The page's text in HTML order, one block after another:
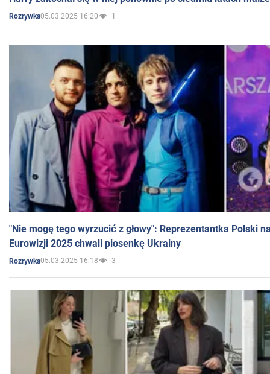
Rozrywka05.03.2025 16:20 1
"Nie mogę tego wyrzucić z głowy": Reprezentantka Polski
Eurowizji 2025 chwali piosenkę Ukrainy
Rozrywka05.03.2025 16:18 3